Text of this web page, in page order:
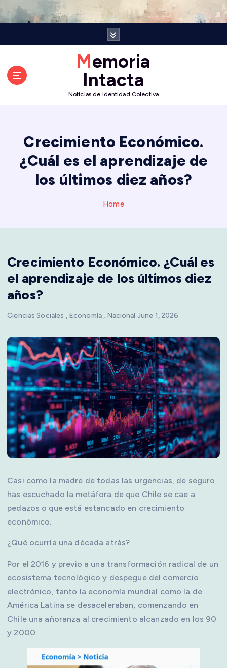
k
Memoria
Intacta
Noticias de Identidad Colectiva
Crecimiento Económico.
¿Cuál es el aprendizaje de
los últimos diez años?
Home
Crecimiento Económico. ¿Cuál es
el aprendizaje de los últimos diez
años?
Ciencias Sociales , Economía , Nacional June 1, 2026
Casi como la madre de todas las urgencias, de seguro
has escuchado la metáfora de que Chile se cae a
pedazos o que está estancado en crecimiento
económico.
¿Qué ocurría una década atrás?
Por el 2016 y previo a una transformación radical de un
ecosistema tecnológico y despegue del comercio
electrónico, tanto la economía mundial como la de
América Latina se desaceleraban, comenzando en
Chile una añoranza al crecimiento alcanzado en los 90
y 2000.